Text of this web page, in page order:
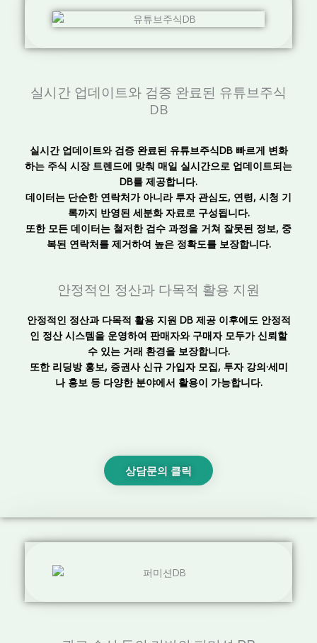
실시간 업데이트와 검증 완료된 유튜브주식
DB
실시간 업데이트와 검증 완료된 유튜브주식DB 빠르게 변화
하는 주식 시장 트렌드에 맞춰 매일 실시간으로 업데이트되는
DB를 제공합니다.
데이터는 단순한 연락처가 아니라 투자 관심도, 연령, 시청 기
록까지 반영된 세분화 자료로 구성됩니다.
또한 모든 데이터는 철저한 검수 과정을 거쳐 잘못된 정보, 중
복된 연락처를 제거하여 높은 정확도를 보장합니다.
안정적인 정산과 다목적 활용 지원
안정적인 정산과 다목적 활용 지원 DB 제공 이후에도 안정적
인 정산 시스템을 운영하여 판매자와 구매자 모두가 신뢰할
수 있는 거래 환경을 보장합니다.
또한 리딩방 홍보, 증권사 신규 가입자 모집, 투자 강의·세미
나 홍보 등 다양한 분야에서 활용이 가능합니다.
상담문의 클릭